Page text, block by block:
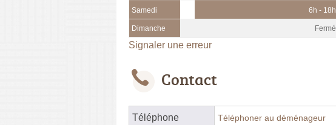
Samedi 6h - 18h
Dimanche Fermé
Signaler une erreur
Contact
Téléphone Téléphoner au déménageur